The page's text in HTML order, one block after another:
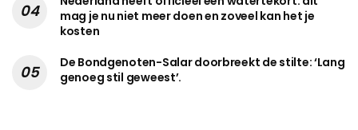
mag je nu niet meer doen en zoveel kan het je
kosten
De Bondgenoten-Salar doorbreekt de stilte: ‘Lang
genoeg stil geweest’.